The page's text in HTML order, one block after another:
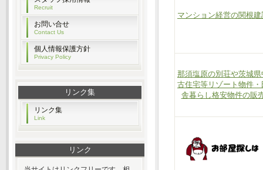
マンション経営の関根建
那須塩原の別荘や茨城県
古住宅等リゾート物件・
舎暮らし格安物件の販
Recruit
お問い合せ
Contact Us
個人情報保護方針
Privacy Policy
リンク集
リンク集
Link
リンク